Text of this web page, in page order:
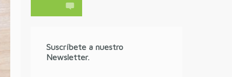
Suscríbete a nuestro
Newsletter.